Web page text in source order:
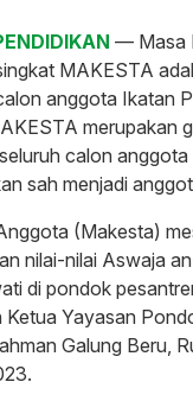
— Masa
MAKESTA
anggota Ikatan
merupakan
calon
sah menjadi
(Makesta)
nilai-nilai Aswaja
di pondok
Ketua Yayasan
Galung Beru,